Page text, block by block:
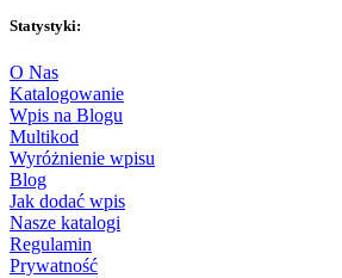
Statystyki:
O Nas
Katalogowanie
Wpis na Blogu
Multikod
Wyróżnienie wpisu
Blog
Jak dodać wpis
Nasze katalogi
Regulamin
Prywatność